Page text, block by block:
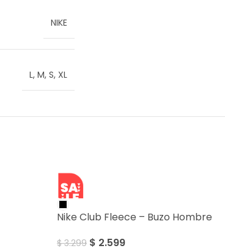
NIKE
L, M, S, XL
SALE
Nike Club Fleece – Buzo Hombre
$3.299 $ 2.599